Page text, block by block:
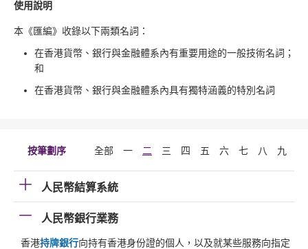
使用說明
本《匯編》收錄以下兩類名詞：
在香港貨幣、銀行與金融體系內有重要用途的一般技術名詞；
和
在香港貨幣、銀行與金融體系內具有獨特涵義的特別名詞
按筆劃序 全部 一 二 三 四 五 六 七 八 九
人民幣結算系統
人民幣銀行業務
香港持牌銀行向持有香港身份證的個人，以及就某些服務向指定